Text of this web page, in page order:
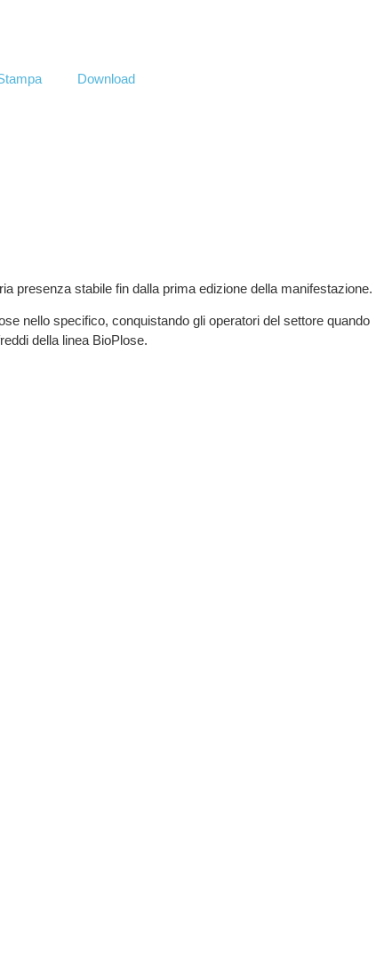
Download
presenza stabile fin dalla prima edizione della manifestazione.
nello specifico, conquistando gli operatori del settore quando
della linea BioPlose.